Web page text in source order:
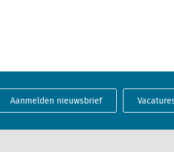
Aanmelden nieuwsbrief